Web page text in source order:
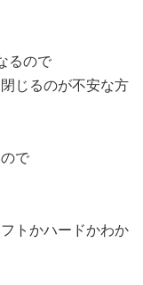
るので
じるのが不安な方
で
トかハードかわか